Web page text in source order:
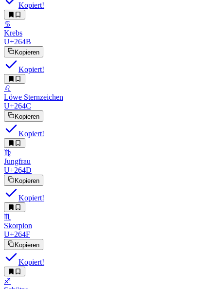
Kopiert!
♋︎
Krebs
U+264B
Kopieren
Kopiert!
♌︎
Löwe Sternzeichen
U+264C
Kopieren
Kopiert!
♍︎
Jungfrau
U+264D
Kopieren
Kopiert!
♏︎
Skorpion
U+264F
Kopieren
Kopiert!
♐︎